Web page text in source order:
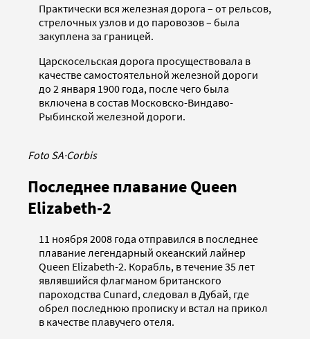
Практически вся железная дорога – от рельсов,
стрелочных узлов и до паровозов – была
закуплена за границей.
Царскосельская дорога просуществовала в
качестве самостоятельной железной дороги
до 2 января 1900 года, после чего была
включена в состав Московско-Виндаво-
Рыбинской железной дороги.
Foto SA·Corbis
Последнее плавание Queen
Elizabeth-2
11 ноября 2008 года отправился в последнее
плавание легендарный океанский лайнер
Queen Elizabeth-2. Корабль, в течение 35 лет
являвшийся флагманом британского
пароходства Cunard, следовал в Дубай, где
обрел последнюю прописку и встал на прикол
в качестве плавучего отеля.